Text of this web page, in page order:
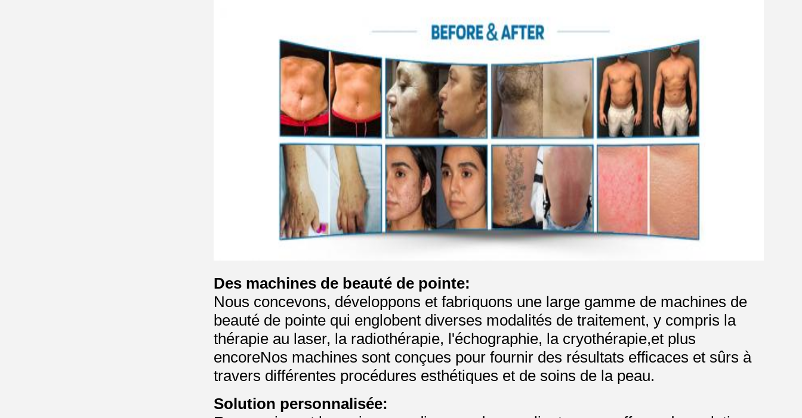
Des machines de beauté de pointe:
Nous concevons, développons et fabriquons une large gamme de machines de
beauté de pointe qui englobent diverses modalités de traitement, y compris la
thérapie au laser, la radiothérapie, l'échographie, la cryothérapie,et plus
encoreNos machines sont conçues pour fournir des résultats efficaces et sûrs à
travers différentes procédures esthétiques et de soins de la peau.
Solution personnalisée: